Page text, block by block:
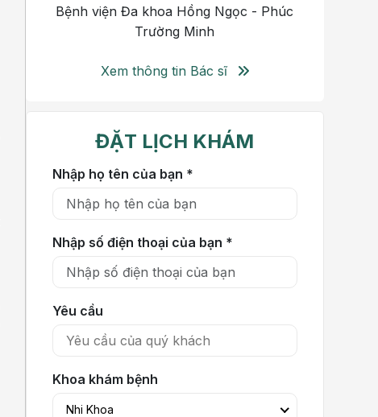
Bệnh viện Đa khoa Hồng Ngọc - Phúc
Trường Minh
Xem thông tin Bác sĩ
ĐẶT LỊCH KHÁM
Nhập họ tên của bạn *
Nhập số điện thoại của bạn *
Yêu cầu
Khoa khám bệnh
Nhi Khoa